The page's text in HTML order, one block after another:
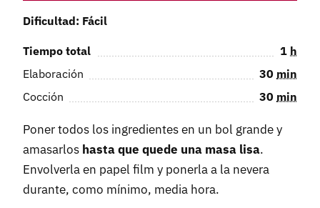
Dificultad: Fácil
Tiempo total 1 h
Elaboración
30 min
Cocción
30 min
Poner todos los ingredientes en un bol grande y
amasarlos hasta que quede una masa lisa.
Envolverla en papel film y ponerla a la nevera
durante, como mínimo, media hora.